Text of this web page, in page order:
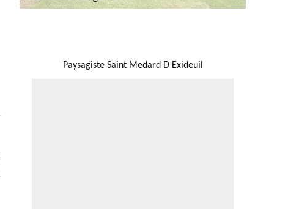
Paysagiste Saint Medard D Exideuil